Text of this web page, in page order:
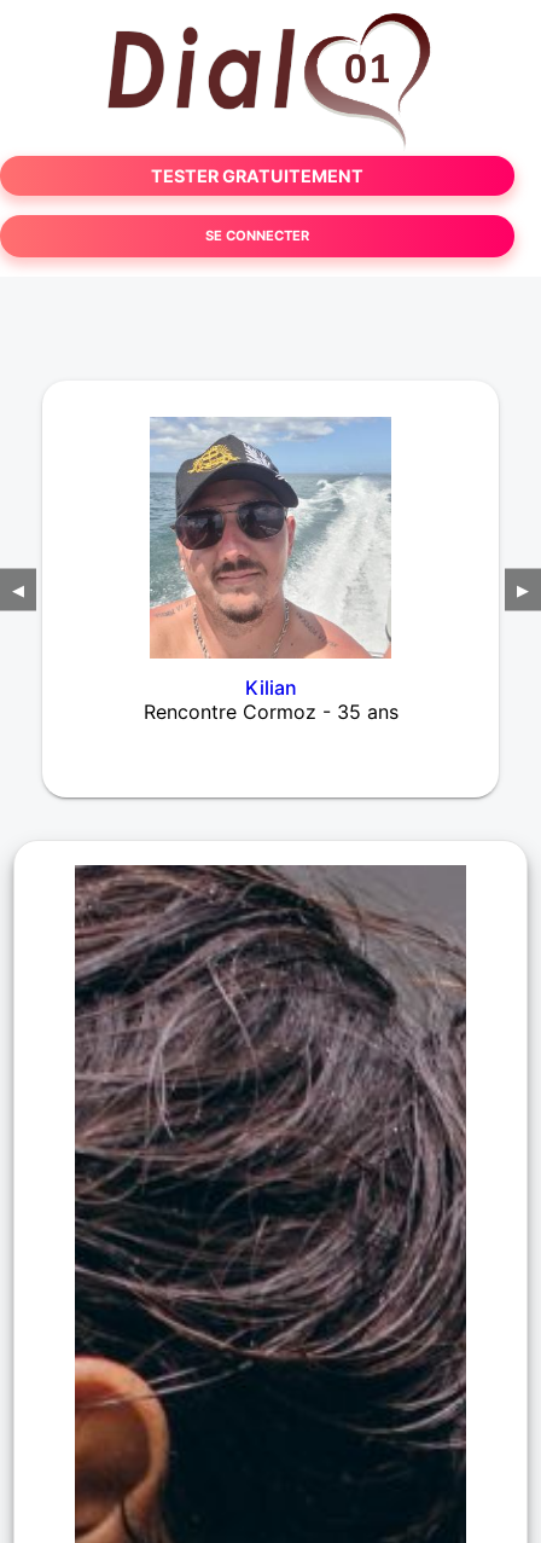
TESTER GRATUITEMENT
SE CONNECTER
◀
Kilian
Rencontre Cormoz - 35 ans
▶